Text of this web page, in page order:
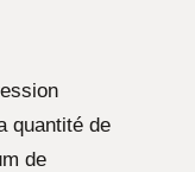
quantité de
de